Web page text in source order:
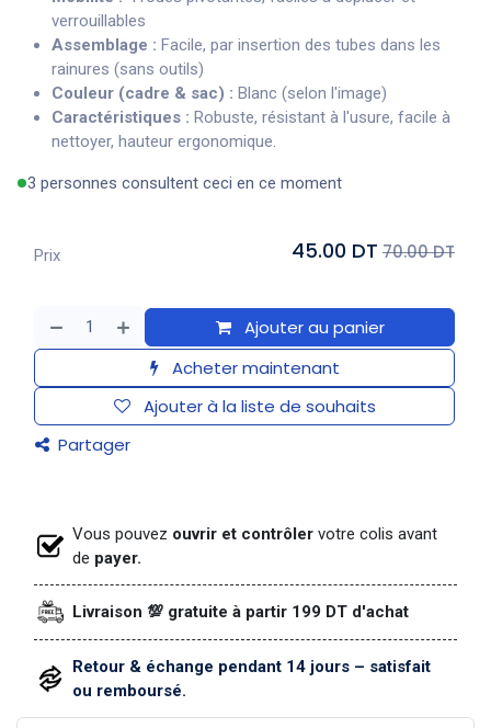
verrouillables
Assemblage : Facile, par insertion des tubes dans les
rainures (sans outils)
Couleur (cadre & sac) : Blanc (selon l'image)
Caractéristiques : Robuste, résistant à l'usure, facile à
nettoyer, hauteur ergonomique.
3 personnes consultent ceci en ce moment
Ajouter au panier
Acheter maintenant
Ajouter à la liste de souhaits
Partager
Prix 45.00 DT 70.00 DT
Vous pouvez ouvrir et contrôler votre colis avant
de payer.
Livraison 💯 gratuite à partir 199 DT d'achat
Retour & échange pendant 14 jours – satisfait
ou remboursé.